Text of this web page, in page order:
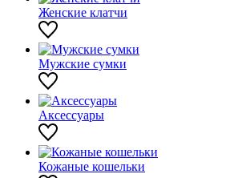
Женские клатчи
Мужские сумки
Аксессуары
Кожаные кошельки